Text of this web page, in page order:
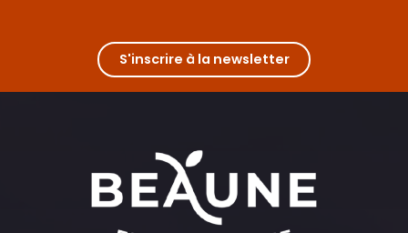
S'inscrire à la newsletter